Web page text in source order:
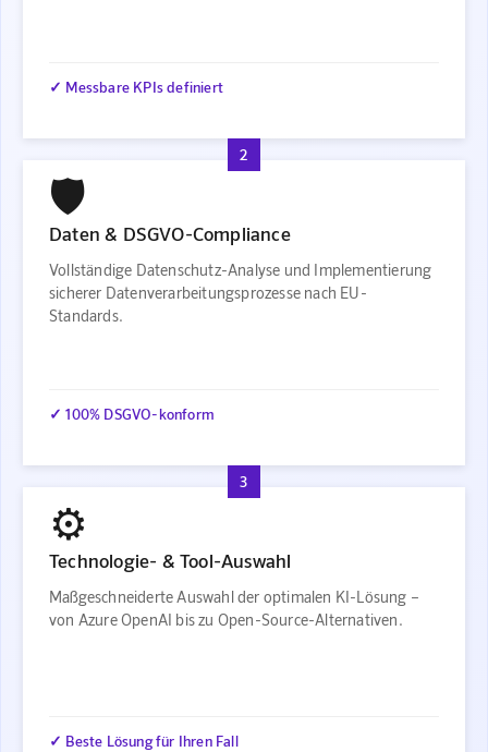
✓ Messbare KPIs definiert
2
🛡️
Daten & DSGVO-Compliance
Vollständige Datenschutz-Analyse und Implementierung
sicherer Datenverarbeitungsprozesse nach EU-
Standards.
✓ 100% DSGVO-konform
3
⚙️
Technologie- & Tool-Auswahl
Maßgeschneiderte Auswahl der optimalen KI-Lösung –
von Azure OpenAI bis zu Open-Source-Alternativen.
✓ Beste Lösung für Ihren Fall